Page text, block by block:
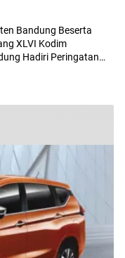
Bandung Beserta
XLVI Kodim
Hadiri Peringatan
dan Peringatan Hari
Ke-54 Tahun 2026